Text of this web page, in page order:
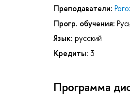
Преподаватели:
Прогр. обучения:
Язык: русский
Кредиты: 3
Программа